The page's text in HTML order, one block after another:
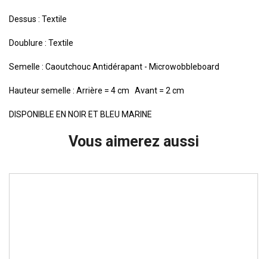
Dessus : Textile
Doublure : Textile
Semelle : Caoutchouc Antidérapant - Microwobbleboard
Hauteur semelle : Arrière = 4 cm Avant = 2 cm
DISPONIBLE EN NOIR ET BLEU MARINE
Vous aimerez aussi